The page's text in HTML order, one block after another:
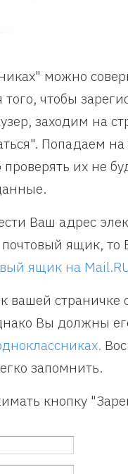
можно
чтобы
заходим на
Попадаем
их не
Ваш адрес
ящик, то
ящик на
вашей
Вы должны
запомнить.
кнопку